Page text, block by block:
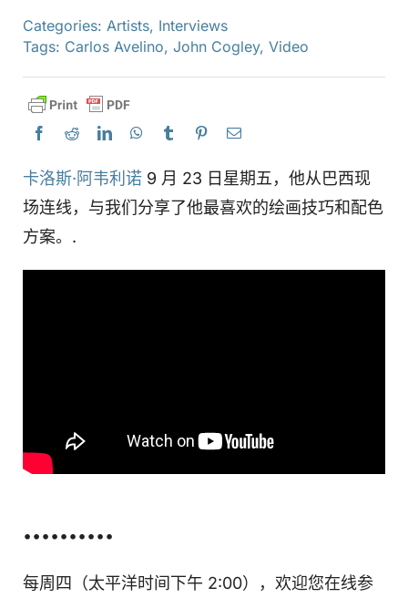
查找零售商
联系我们
订阅
Categories: Artists, Interviews
Tags: Carlos Avelino, John Cogley, Video
卡洛斯·阿韦利诺 9 月 23 日星期五，他从巴西现
场连线，与我们分享了他最喜欢的绘画技巧和配色
方案。.
••••••••••
每周四（太平洋时间下午 2:00），欢迎您在线参